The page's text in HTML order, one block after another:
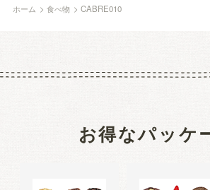
ホーム >食べ物 >CABRE010
お得なパッケ